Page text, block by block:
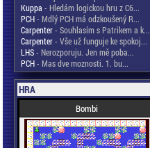
Kuppa - Hledám logickou hru z C6...
PCH- Mdlý PCH má odzkoušený R...
Carpenter- Souhlasím s Patrikem a k...
Carpenter- Vše už funguje ke spokoj...
LHS- Nerozporuju. Jen mě poba...
PCH- Mas dve moznosti. 1. bu...
HRA
Bombi